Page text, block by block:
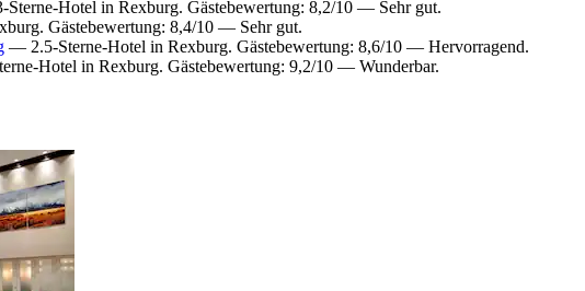
Hotel in Rexburg. Gästebewertung: 8,2/10 — Sehr gut.
Gästebewertung: 8,4/10 — Sehr gut.
— 2.5-Sterne-Hotel in Rexburg. Gästebewertung: 8,6/10 — Hervorragend.
Hotel in Rexburg. Gästebewertung: 9,2/10 — Wunderbar.